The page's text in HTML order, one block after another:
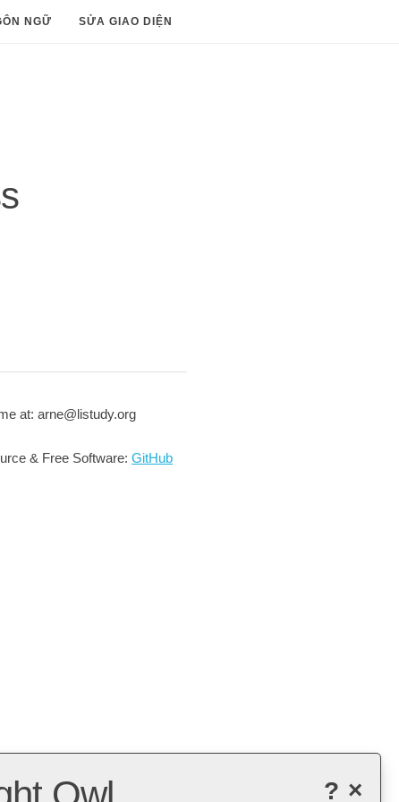
NGỮ SỬA GIAO DIỆN
at: arne@listudy.org
& Free Software:GitHub
×
?